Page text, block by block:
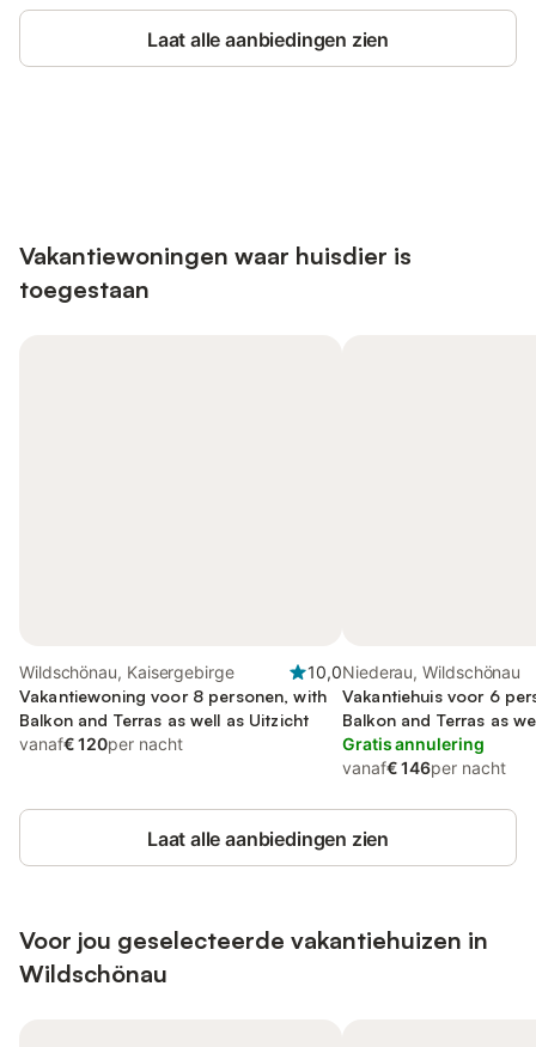
Laat alle aanbiedingen zien
Vakantiewoningen waar huisdier is
toegestaan
Wildschönau, Kaisergebirge
10,0
Vakantiewoning voor 8 personen, with
Balkon and Terras as well as Uitzicht
vanaf€ 120per nacht
Niederau, Wildschönau
Vakantiehuis voor 6
Balkon and Terras as
Sauna
Gratis annulering
vanaf€ 146per nacht
Laat alle aanbiedingen zien
Voor jou geselecteerde vakantiehuizen in
Wildschönau